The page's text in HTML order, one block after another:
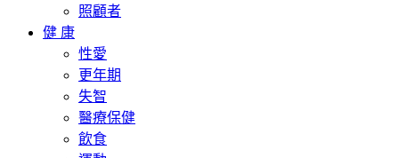
照顧者
健 康
性愛
更年期
失智
醫療保健
飲食